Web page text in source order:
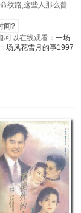
纹路,这些人那么普
间?
以在线观看： 一场
场风花雪月的事1997